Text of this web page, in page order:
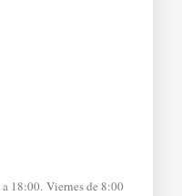
18:00. Viernes de 8:00